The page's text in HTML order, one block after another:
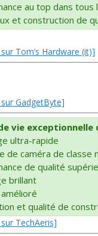
au top dans tous
et construction de
Tom’s Hardware (it)]
GadgetByte]
vie
ultra-rapide
de caméra de classe
de qualité
brillant
et qualité de
TechAeris]